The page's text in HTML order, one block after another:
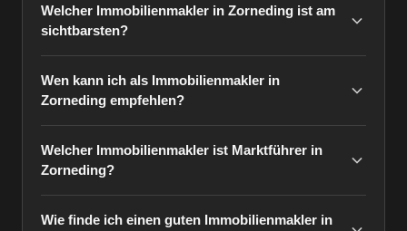
Welcher Immobilienmakler in Zorneding ist am
sichtbarsten?
Wen kann ich als Immobilienmakler in
Zorneding empfehlen?
Welcher Immobilienmakler ist Marktführer in
Zorneding?
Wie finde ich einen guten Immobilienmakler in